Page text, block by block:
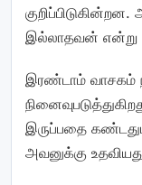
இல்லாதவன் என்று
இரண்டாம் வாசகம்
இருப்பதை
அவனுக்கு